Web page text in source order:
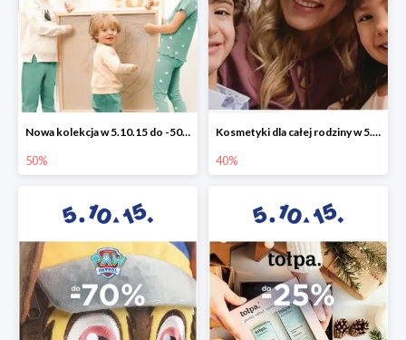
Nowa kolekcja w 5.10.15 do -50%
50%
Kosmetyki dla całej rodziny w 5.10.15 do -40%
40%